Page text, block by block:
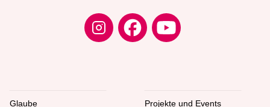
Glaube Projekte und Events